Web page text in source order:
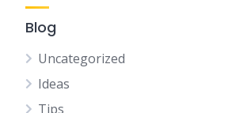
Blog
Uncategorized
Ideas
Tips